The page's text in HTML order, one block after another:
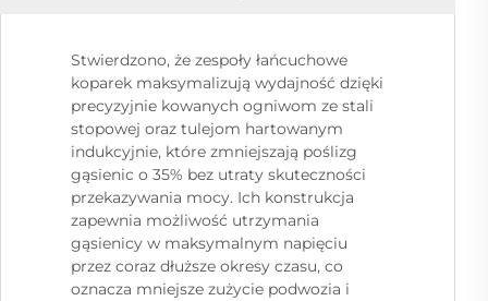
Stwierdzono, że zespoły łańcuchowe
koparek maksymalizują wydajność dzięki
precyzyjnie kowanych ogniwom ze stali
stopowej oraz tulejom hartowanym
indukcyjnie, które zmniejszają poślizg
gąsienic o 35% bez utraty skuteczności
przekazywania mocy. Ich konstrukcja
zapewnia możliwość utrzymania
gąsienicy w maksymalnym napięciu
przez coraz dłuższe okresy czasu, co
oznacza mniejsze zużycie podwozia i